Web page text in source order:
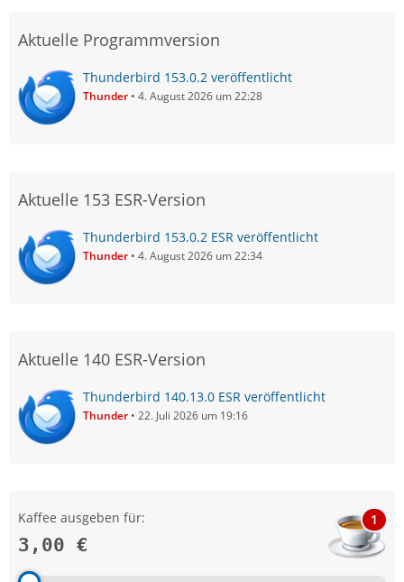
Aktuelle Programmversion
Thunderbird 153.0.2 veröffentlicht
Thunder 4. August 2026 um 22:28
Aktuelle 153 ESR-Version
Thunderbird 153.0.2 ESR veröffentlicht
Thunder 4. August 2026 um 22:34
Aktuelle 140 ESR-Version
Thunderbird 140.13.0 ESR veröffentlicht
Thunder 22. Juli 2026 um 19:16
Kaffee ausgeben für:
3,00 €
1